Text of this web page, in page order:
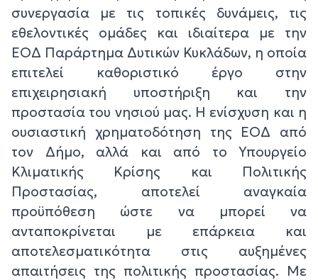
συνεργασία με τις τοπικές δυνάμεις, τις
εθελοντικές ομάδες και ιδιαίτερα με την
ΕΟΔ Παράρτημα Δυτικών Κυκλάδων, η οποία
επιτελεί καθοριστικό έργο στην
επιχειρησιακή υποστήριξη και την
προστασία του νησιού μας. Η ενίσχυση και η
ουσιαστική χρηματοδότηση της ΕΟΔ από
τον Δήμο, αλλά και από το Υπουργείο
Κλιματικής Κρίσης και Πολιτικής
Προστασίας, αποτελεί αναγκαία
προϋπόθεση ώστε να μπορεί να
ανταποκρίνεται με επάρκεια και
αποτελεσματικότητα στις αυξημένες
απαιτήσεις της πολιτικής προστασίας. Με